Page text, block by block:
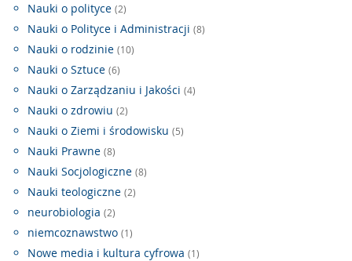
Nauki o polityce (2)
Nauki o Polityce i Administracji (8)
Nauki o rodzinie (10)
Nauki o Sztuce (6)
Nauki o Zarządzaniu i Jakości (4)
Nauki o zdrowiu (2)
Nauki o Ziemi i środowisku (5)
Nauki Prawne (8)
Nauki Socjologiczne (8)
Nauki teologiczne (2)
neurobiologia (2)
niemcoznawstwo (1)
Nowe media i kultura cyfrowa (1)